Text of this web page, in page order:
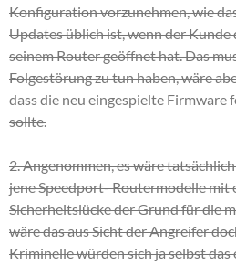
Konfiguration vorzunehmen, wie
Updates üblich ist, wenn der Kunde
seinem Router geöffnet hat. Das
Folgestörung zu tun haben, wäre
dass die neu eingespielte Firmware
sollte.
2. Angenommen, es wäre
jene Speedport- Routermodelle mit
Sicherheitslücke der Grund für die
wäre das aus Sicht der Angreifer
Kriminelle würden sich ja selbst das